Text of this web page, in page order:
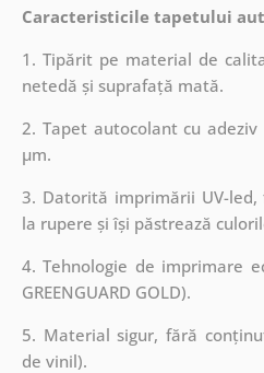
Caracteristicile tapetului
1. Tipărit pe material de
netedă și suprafață mată.
2. Tapet autocolant cu
µm.
3. Datorită imprimării UV-
la rupere și își păstrează
4. Tehnologie de imprimare
GREENGUARD GOLD).
5. Material sigur, fără
de vinil).